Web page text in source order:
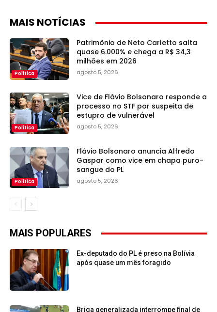
MAIS NOTÍCIAS
Política
Patrimônio de Neto Carletto salta
quase 6.000% e chega a R$ 34,3
milhões em 2026
agosto 5, 2026
Política
Vice de Flávio Bolsonaro responde a
processo no STF por suspeita de
estupro de vulnerável
agosto 5, 2026
Política
Flávio Bolsonaro anuncia Alfredo
Gaspar como vice em chapa puro-
sangue do PL
agosto 5, 2026
MAIS POPULARES
Ex-deputado do PL é preso na Bolívia
após quase um mês foragido
Briga generalizada interrompe final de